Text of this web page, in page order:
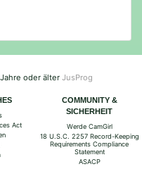
oder älter JusProg
Act
COMMUNITY &
SICHERHEIT
Werde CamGirl
18 U.S.C. 2257 Record-Keeping
Requirements Compliance
Statement
ASACP